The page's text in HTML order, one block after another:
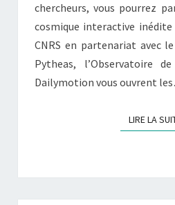
chercheurs, vous pourrez
cosmique interactive
CNRS en partenariat avec le
Pytheas, l’Observatoire
Dailymotion vous ouvrent
LIRE LA